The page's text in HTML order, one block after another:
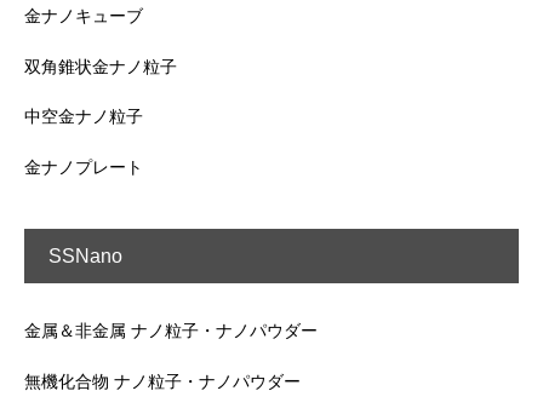
金ナノキューブ
双角錐状金ナノ粒子
中空金ナノ粒子
金ナノプレート
SSNano
金属＆非金属 ナノ粒子・ナノパウダー
無機化合物 ナノ粒子・ナノパウダー